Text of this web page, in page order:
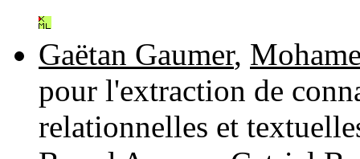
Gaëtan Gaumer,
pour l'extraction de
relationnelles et